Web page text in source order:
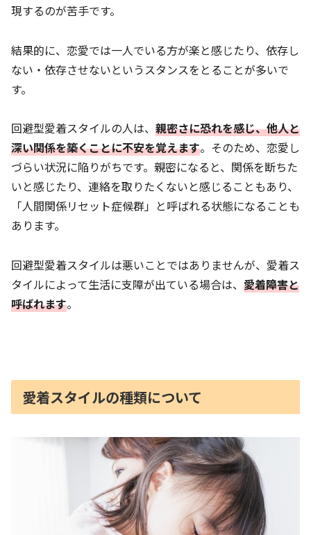
現するのが苦手です。
結果的に、恋愛では一人でいる方が楽と感じたり、依存し
ない・依存させないというスタンスをとることが多いで
す。
回避型愛着スタイルの人は、 親密さに恐れを感じ、他人と
深い関係を築くことに不安を覚えます。そのため、恋愛し
づらい状況に陥りがちです。親密になると、関係を断ちた
いと感じたり、連絡を取りたくないと感じることもあり、
「人間関係リセット症候群」と呼ばれる状態になることも
あります。
回避型愛着スタイルは悪いことではありませんが、愛着ス
タイルによって生活に支障が出ている場合は、 愛着障害と
呼ばれます。
愛着スタイルの種類について